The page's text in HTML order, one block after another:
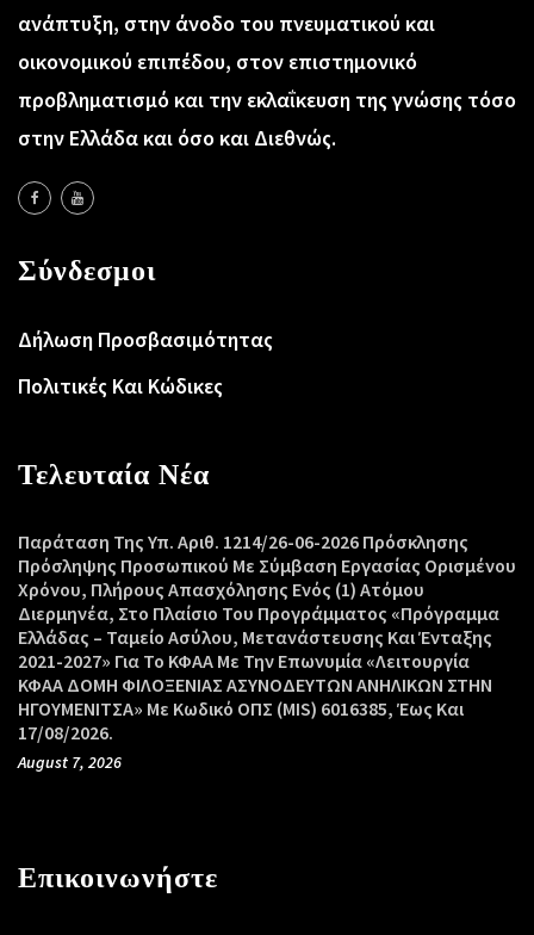
ανάπτυξη, στην άνοδο του πνευματικού και
οικονομικού επιπέδου, στον επιστημονικό
προβληματισμό και την εκλαΐκευση της γνώσης τόσο
στην Ελλάδα και όσο και Διεθνώς.
Σύνδεσμοι
Δήλωση Προσβασιμότητας
Πολιτικές Και Κώδικες
Τελευταία Νέα
Παράταση Της Υπ. Αριθ. 1214/26-06-2026 Πρόσκλησης
Πρόσληψης Προσωπικού Με Σύμβαση Εργασίας Ορισμένου
Χρόνου, Πλήρους Απασχόλησης Ενός (1) Ατόμου
Διερμηνέα, Στο Πλαίσιο Του Προγράμματος «Πρόγραμμα
Ελλάδας – Ταμείο Ασύλου, Μετανάστευσης Και Ένταξης
2021-2027» Για Το ΚΦΑΑ Με Την Επωνυμία «Λειτουργία
ΚΦΑΑ ΔΟΜΗ ΦΙΛΟΞΕΝΙΑΣ ΑΣΥΝΟΔΕΥΤΩΝ ΑΝΗΛΙΚΩΝ ΣΤΗΝ
ΗΓΟΥΜΕΝΙΤΣΑ» Με Κωδικό ΟΠΣ (MIS) 6016385, Έως Και
17/08/2026.
August 7, 2026
Επικοινωνήστε